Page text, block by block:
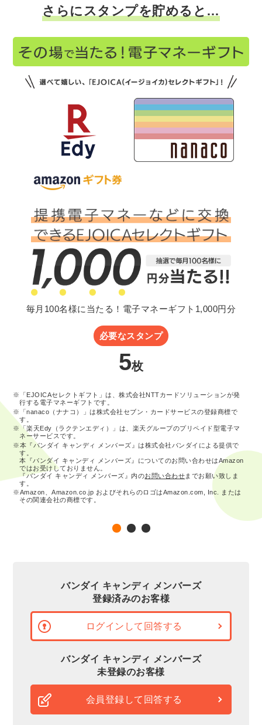
さらにスタンプを貯めると…
毎月100名様に当たる！電子マネーギフト1,000円分
必要なスタンプ
5枚
※「EJOICAセレクトギフト」は、株式会社NTTカードソリューションが発
行する電子マネーギフトです。
※「nanaco（ナナコ）」は株式会社セブン・カードサービスの登録商標で
す。
※「楽天Edy（ラクテンエディ）」は、楽天グループのプリペイド型電子マ
ネーサービスです。
※本『バンダイ キャンディ メンバーズ』は株式会社バンダイによる提供で
す。
本『バンダイ キャンディ メンバーズ』についてのお問い合わせはAmazon
ではお受けしておりません。
『バンダイ キャンディ メンバーズ』内のお問い合わせまでお願い致しま
す。
※Amazon、Amazon.co.jp およびそれらのロゴはAmazon.com, Inc. または
その関連会社の商標です。
バンダイ キャンディ メンバーズ
登録済みのお客様
ログインして回答する
バンダイ キャンディ メンバーズ
未登録のお客様
会員登録して回答する